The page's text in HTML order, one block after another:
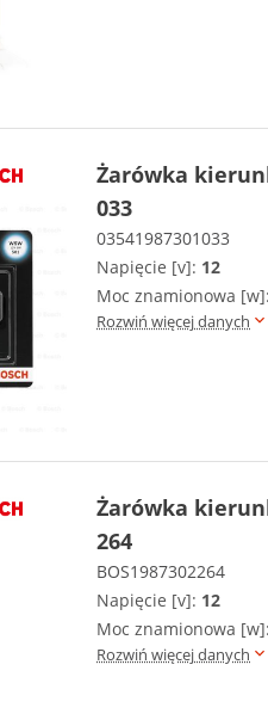
Żarówka
033
03541987301033
Napięcie [v]: 12
Moc znamionowa [w]:
Rozwiń więcej danych
Żarówka
264
BOS1987302264
Napięcie [v]: 12
Moc znamionowa [w]:
Rozwiń więcej danych